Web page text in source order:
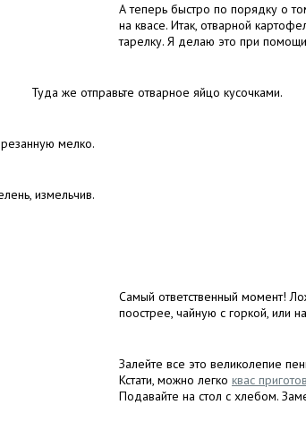
А теперь быстро по порядку о
на квасе. Итак, отварной
тарелку. Я делаю это при
Туда же отправьте отварное яйцо кусочками.
мелко.
измельчив.
Самый ответственный момент!
поострее, чайную с горкой, или
Залейте все это великолепие
Кстати, можно легко квас
Подавайте на стол с хлебом.